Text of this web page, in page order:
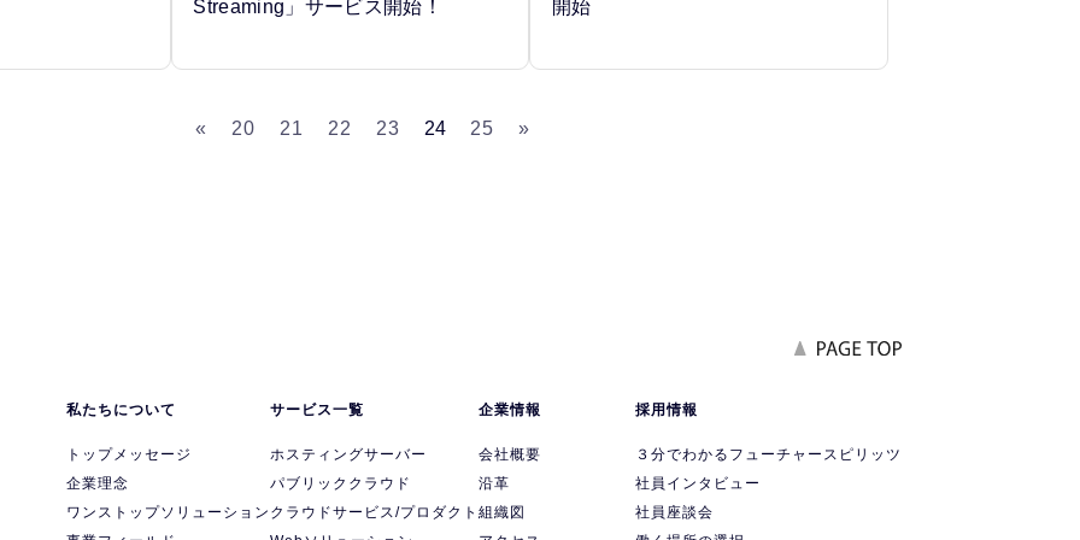
Streaming」サービス開始！ 開始
« 20 21 22 23 24 25 »
私たちについて
トップメッセージ
企業理念
ワンストップソリューション
サービス一覧
ホスティングサーバー
パブリッククラウド
クラウドサービス/プロダクト
企業情報
会社概要
沿革
組織図
採用情報
３分でわかるフューチャースピリッツ
社員インタビュー
社員座談会